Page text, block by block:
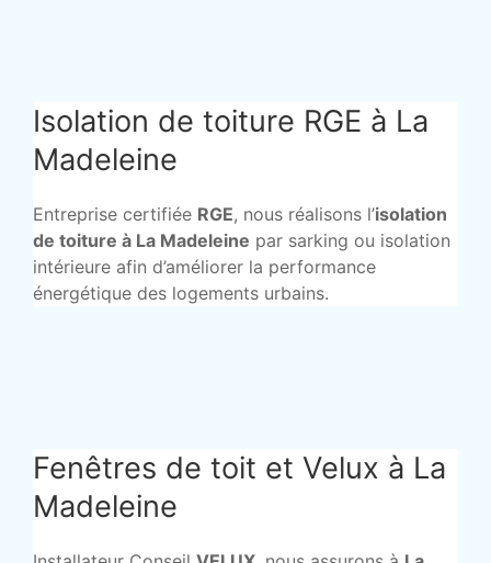
Isolation de toiture RGE à La
Madeleine
Entreprise certifiée RGE, nous réalisons l’isolation
de toiture à La Madeleine par sarking ou isolation
intérieure afin d’améliorer la performance
énergétique des logements urbains.
Fenêtres de toit et Velux à La
Madeleine